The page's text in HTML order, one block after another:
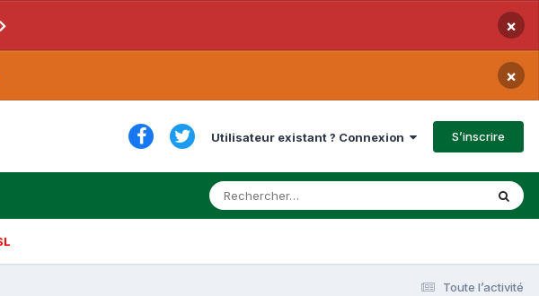
×
×
Utilisateur existant ? Connexion S’inscrire
Toute l’activité